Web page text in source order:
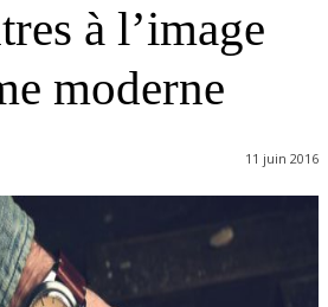
à l’image
moderne
11 juin 2016